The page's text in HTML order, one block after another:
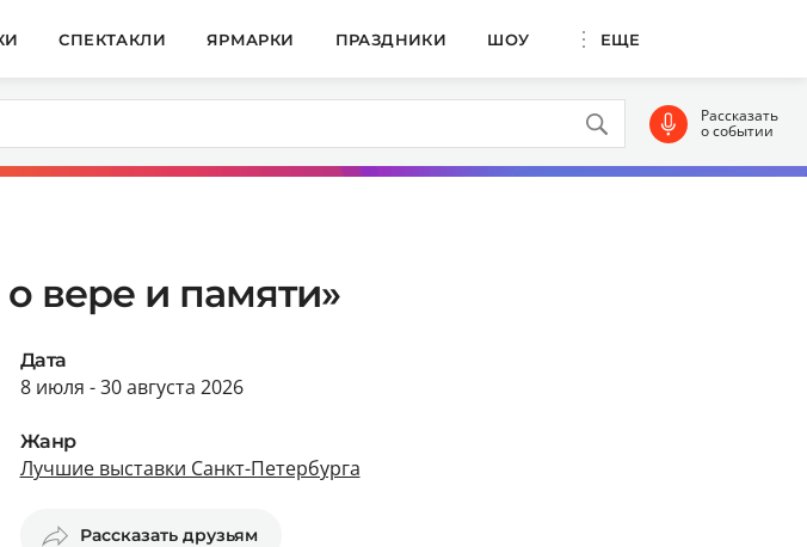
СПЕКТАКЛИ ЯРМАРКИ ПРАЗДНИКИ ШОУ ЕЩЕ
Рассказать
о событии
вере и памяти»
Дата
8 июля - 30 августа 2026
Жанр
Лучшие выставки Санкт-Петербурга
Рассказать друзьям